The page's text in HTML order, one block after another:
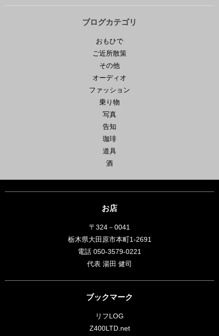
ブログカテゴリ
おもひで
ご近所散策
その他
オーディオ
ファッション
乗り物
写真
告知
珈琲
道具
酒
お店
〒324－0041
栃木県大田原市本町1-2691
電話 050-3579-0221
代表 湯田 健司
ブックマーク
リフLOG
Z400LTD.net